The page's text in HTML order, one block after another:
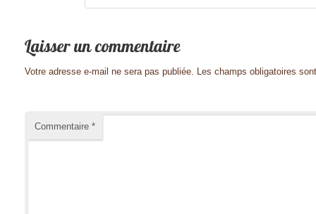
Votre adresse e-mail ne sera pas publiée. Les champs obligatoires
Commentaire *